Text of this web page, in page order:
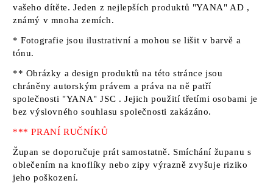
vašeho dítěte. Jeden z nejlepších produktů "YANA" AD ,
známý v mnoha zemích.
* Fotografie jsou ilustrativní a mohou se lišit v barvě a
tónu.
** Obrázky a design produktů na této stránce jsou
chráněny autorským právem a práva na ně patří
společnosti "YANA" JSC . Jejich použití třetími osobami je
bez výslovného souhlasu společnosti zakázáno.
*** PRANÍ RUČNÍKŮ
Župan se doporučuje prát samostatně. Smíchání županu s
oblečením na knoflíky nebo zipy výrazně zvyšuje riziko
jeho poškození.